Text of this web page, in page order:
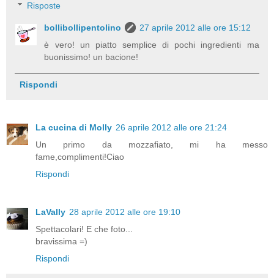
Risposte
bollibollipentolino
27 aprile 2012 alle ore 15:12
è vero! un piatto semplice di pochi ingredienti ma
buonissimo! un bacione!
Rispondi
La cucina di Molly 26 aprile 2012 alle ore 21:24
Un primo da mozzafiato, mi ha messo
fame,complimenti!Ciao
Rispondi
LaVally 28 aprile 2012 alle ore 19:10
Spettacolari! E che foto...
bravissima =)
Rispondi